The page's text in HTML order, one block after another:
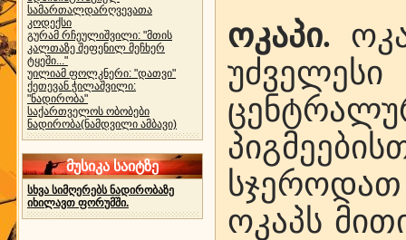
სამართალდარღვევათა
კოდექსი
გურამ რჩეულიშვილი: "მთის
კალთაზე შეფენილ მეჩხერ
ტყეში..."
უილიამ ფოლკნერი: "დათვი"
ქეთევან ჭილაშვილი:
"ნადირობა"
საქართველოს ობობები
ნადირობა(ნამდვილი ამბავი)
მუსიკა საიტზე
სხვა სიმღერებს ნადირობაზე
იხილავთ ფორუმში.
ოკაპი.
ოკაპს